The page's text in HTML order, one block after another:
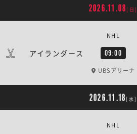
2026.11.08 [日]
アイランダース 09:00
NHL
UBSアリーナ
2026.11.18 [水]
NHL